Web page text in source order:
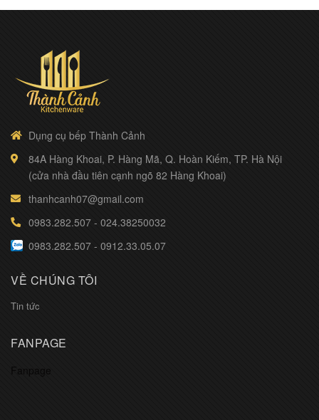
Dụng cụ bếp Thành Cảnh
84A Hàng Khoai, P. Hàng Mã, Q. Hoàn Kiếm, TP. Hà Nội
(cửa nhà đầu tiên cạnh ngõ 82 Hàng Khoai)
thanhcanh07@gmail.com
0983.282.507 - 024.38250032
0983.282.507 - 0912.33.05.07
VỀ CHÚNG TÔI
Tin tức
FANPAGE